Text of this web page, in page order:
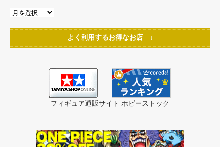
よく利用するお得なお店 ↓
フィギュア通販サイト ホビーストック